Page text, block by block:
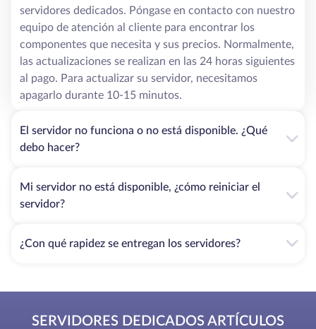
servidores dedicados. Póngase en contacto con nuestro
equipo de atención al cliente para encontrar los
componentes que necesita y sus precios. Normalmente,
las actualizaciones se realizan en las 24 horas siguientes
al pago. Para actualizar su servidor, necesitamos
apagarlo durante 10-15 minutos.
El servidor no funciona o no está disponible. ¿Qué
debo hacer?
Mi servidor no está disponible, ¿cómo reiniciar el
servidor?
¿Con qué rapidez se entregan los servidores?
SERVIDORES DEDICADOS ARTÍCULOS